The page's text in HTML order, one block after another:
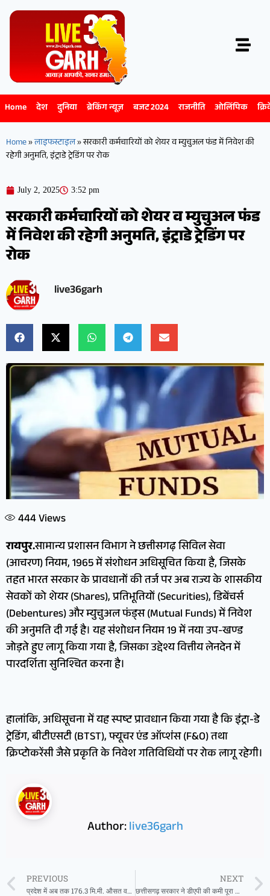
Home देश दुनिया ब्रेकिंग न्यूज़ बजट 2024 राजनीति ओलिंपिक
Home»लाइफस्टाइल»सरकारी कर्मचारियों को शेयर व म्युचुअल फंड में निवेश की
रहेगी अनुमति, इंट्राडे ट्रेडिंग पर रोक
July 2, 2025 3:52 pm
सरकारी कर्मचारियों को शेयर व म्युचुअल फंड
में निवेश की रहेगी अनुमति, इंट्राडे ट्रेडिंग पर
रोक
live36garh
444Views
रायपुर.सामान्य प्रशासन विभाग ने छत्तीसगढ़ सिविल सेवा
(आचरण) नियम, 1965 में संशोधन अधिसूचित किया है, जिसके
तहत भारत सरकार के प्रावधानों की तर्ज पर अब राज्य के शासकीय
सेवकों को शेयर (Shares), प्रतिभूतियों (Securities), डिबेंचर्स
(Debentures) और म्युचुअल फंड्स (Mutual Funds) में निवेश
की अनुमति दी गई है। यह संशोधन नियम 19 में नया उप-खण्ड
जोड़ते हुए लागू किया गया है, जिसका उद्देश्य वित्तीय लेनदेन में
पारदर्शिता सुनिश्चित करना है।
हालांकि, अधिसूचना में यह स्पष्ट प्रावधान किया गया है कि इंट्रा-डे
ट्रेडिंग, बीटीएसटी (BTST), फ्यूचर एंड ऑप्शंस (F&O) तथा
क्रिप्टोकरेंसी जैसे प्रकृति के निवेश गतिविधियों पर रोक लागू रहेगी।
Author:live36garh
PREVIOUS
प्रदेश में अब तक 176.3 मि.मी. औसत वर्षा दर्ज
NEXT
छत्तीसगढ़ सरकार ने डीएपी की कमी पूरा करने पुख्ता वैकल्पिक व्यवस्था की